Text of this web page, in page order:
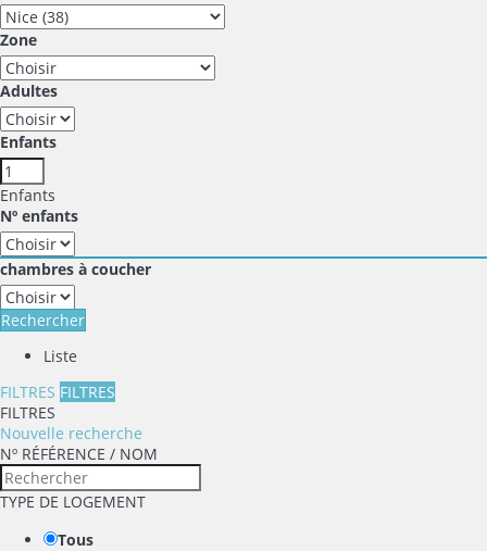
Zone
Adultes
Enfants
Enfants
Nº enfants
chambres à coucher
Rechercher
Liste
FILTRES FILTRES
FILTRES
Nouvelle recherche
Nº RÉFÉRENCE / NOM
TYPE DE LOGEMENT
Tous